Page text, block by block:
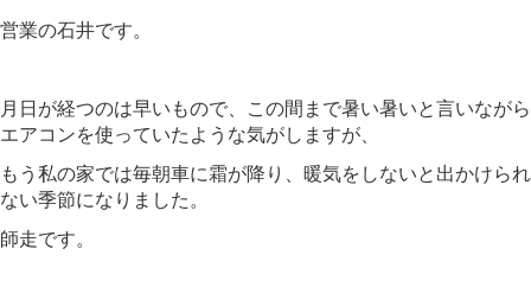
営業の石井です。
月日が経つのは早いもので、この間まで暑い暑いと言いながら
エアコンを使っていたような気がしますが、
もう私の家では毎朝車に霜が降り、暖気をしないと出かけられ
ない季節になりました。
師走です。